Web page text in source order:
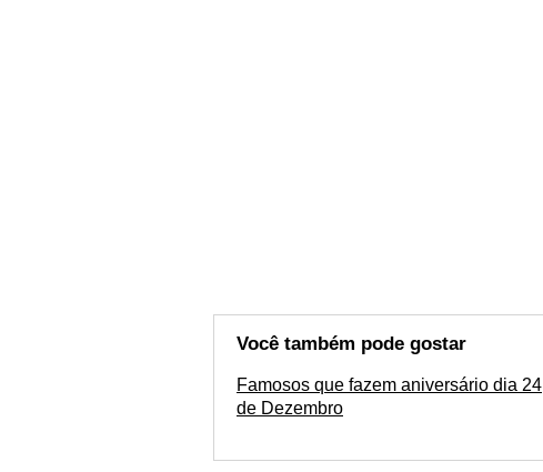
Você também pode gostar
Famosos que fazem aniversário dia 24
de Dezembro